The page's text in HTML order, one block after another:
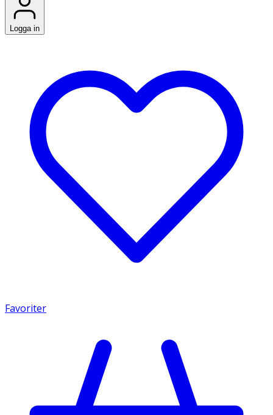
Logga in
Favoriter